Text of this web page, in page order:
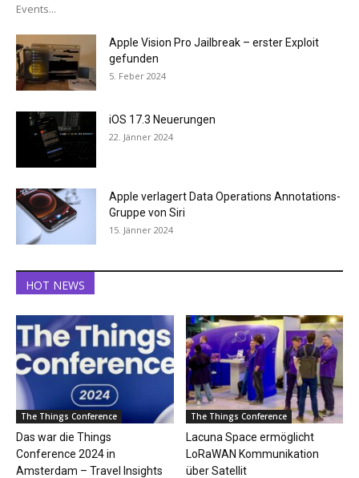
Events...
Apple Vision Pro Jailbreak – erster Exploit
gefunden
5. Feber 2024
iOS 17.3 Neuerungen
22. Jänner 2024
Apple verlagert Data Operations Annotations-
Gruppe von Siri
15. Jänner 2024
HOT NEWS
The Things Conference
Das war die Things
Conference 2024 in
Amsterdam – Travel Insights
The Things Conference
Lacuna Space ermöglicht
LoRaWAN Kommunikation
über Satellit